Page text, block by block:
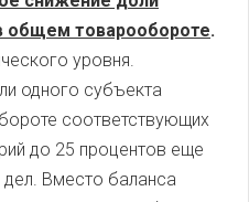
общем товарообороте.
уровня.
одного субъекта
соответствующих
до 25 процентов еще
Вместо баланса